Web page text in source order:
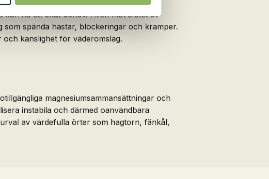
kan ha ett ökat behov. Även mot slutet av
som spända hästar, blockeringar och kramper.
och känslighet för väderomslag.
magnesiumsammansättningar och
instabila och därmed oanvändbara
av värdefulla örter som hagtorn, fänkål,